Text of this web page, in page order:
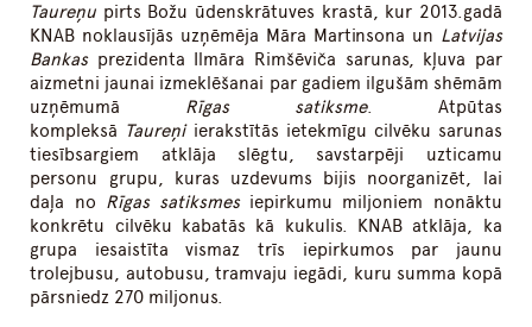
Taureņu pirts Božu ūdenskrātuves krastā, kur 2013.gadā
KNAB noklausījās uzņēmēja Māra Martinsona un Latvijas
Bankasprezidenta Ilmāra Rimšēviča sarunas, kļuva par
aizmetni jaunai izmeklēšanai par gadiem ilgušām shēmām
uzņēmumā Rīgas satiksme. Atpūtas
kompleksā Taureņiierakstītās ietekmīgu cilvēku sarunas
tiesībsargiem atklāja slēgtu, savstarpēji uzticamu
personu grupu, kuras uzdevums bijis noorganizēt, lai
daļa no Rīgas satiksmesiepirkumu miljoniem nonāktu
konkrētu cilvēku kabatās kā kukulis. KNAB atklāja, ka
grupa iesaistīta vismaz trīs iepirkumos par jaunu
trolejbusu, autobusu, tramvaju iegādi, kuru summa kopā
pārsniedz 270 miljonus.